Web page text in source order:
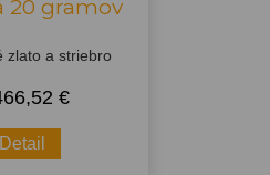
20 gramov
zlato a striebro
€
Detail